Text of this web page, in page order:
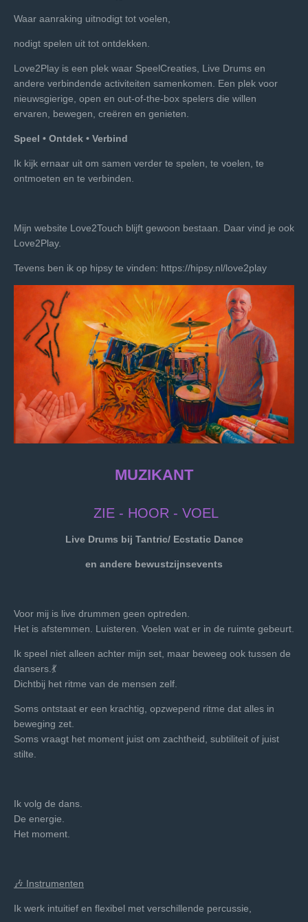
Waar aanraking uitnodigt tot voelen,
nodigt spelen uit tot ontdekken.
Love2Play is een plek waar SpeelCreaties, Live Drums en
andere verbindende activiteiten samenkomen. Een plek voor
nieuwsgierige, open en out-of-the-box spelers die willen
ervaren, bewegen, creëren en genieten.
Speel • Ontdek • Verbind
Ik kijk ernaar uit om samen verder te spelen, te voelen, te
ontmoeten en te verbinden.
Mijn website Love2Touch blijft gewoon bestaan. Daar vind je ook
Love2Play.
Tevens ben ik op hipsy te vinden: https://hipsy.nl/love2play
MUZIKANT
ZIE - HOOR - VOEL
Live Drums bij Tantric/ Ecstatic Dance
en andere bewustzijnsevents
Voor mij is live drummen geen optreden.
Het is afstemmen. Luisteren. Voelen wat er in de ruimte gebeurt.
Ik speel niet alleen achter mijn set, maar beweeg ook tussen de
dansers.💃
Dichtbij het ritme van de mensen zelf.
Soms ontstaat er een krachtig, opzwepend ritme dat alles in
beweging zet.
Soms vraagt het moment juist om zachtheid, subtiliteit of juist
stilte.
Ik volg de dans.
De energie.
Het moment.
🎶 Instrumenten
Ik werk intuitief en flexibel met verschillende percussie,